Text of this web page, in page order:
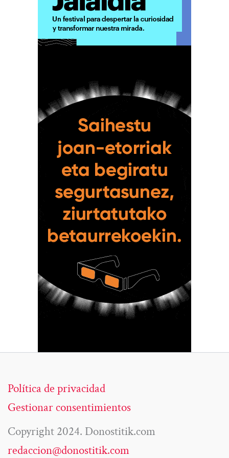
Política de privacidad
Gestionar consentimientos
Copyright 2024. Donostitik.com
redaccion@donostitik.com